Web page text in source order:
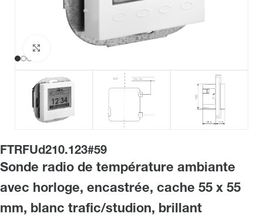
FTRFUd210.123#59
Sonde radio de température ambiante
avec horloge, encastrée, cache 55 x 55
mm, blanc trafic/studion, brillant
Cliquez pour agrandir